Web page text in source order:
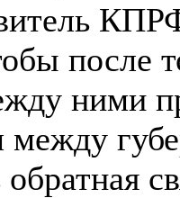
после
ними